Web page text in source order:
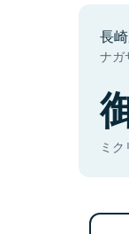
長
ナガ
ミ